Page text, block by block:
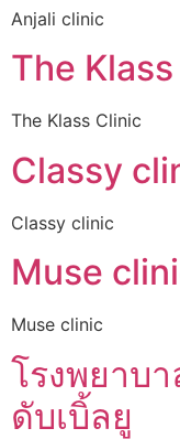
Anjali clinic
The
The Klass Clinic
Classy
Classy clinic
Muse
Muse clinic
โรงพยาบ
ดับเบิ้ลยู